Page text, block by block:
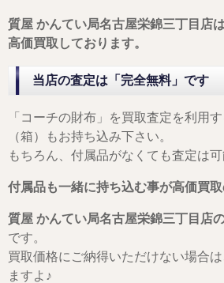
質屋 かんてい局名古屋栄錦三丁目店
高価買取しております。
当店の査定は「完全無料」です
「コーチの財布」を買取査定を利用
（箱）もお持ち込み下さい。
もちろん、付属品がなくても査定は可
付属品も一緒に持ち込む事が高価買
質屋 かんてい局名古屋栄錦三丁目店
です。
買取価格にご納得いただけない場合
ますよ♪